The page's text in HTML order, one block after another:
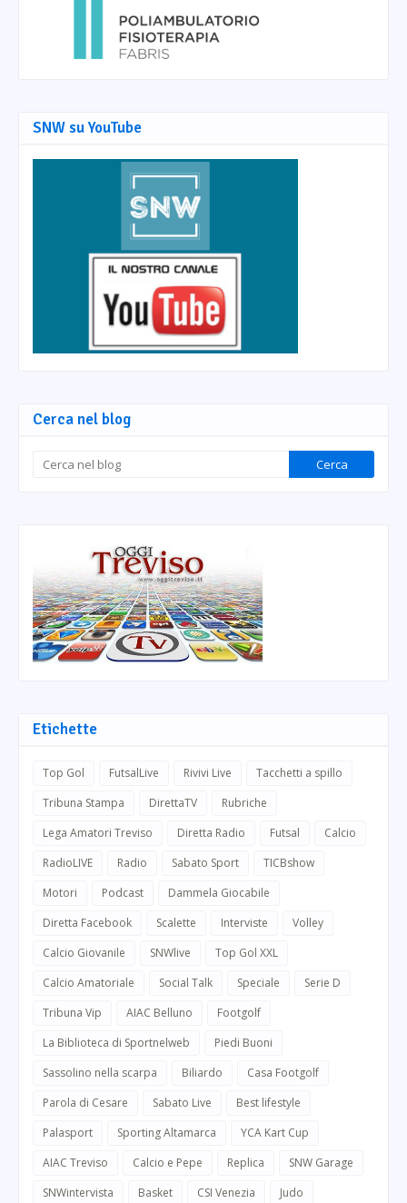
SNW su YouTube
Cerca nel blog
Etichette
Top Gol FutsalLive Rivivi Live
Tacchetti a spillo
Tribuna Stampa
DirettaTV
Rubriche
Lega Amatori Treviso
Diretta Radio Futsal
Calcio
RadioLIVE
Radio Sabato Sport
TICBshow
Motori
Podcast
Dammela Giocabile
Diretta Facebook
Scalette Interviste
Volley
Calcio Giovanile
SNWlive
Top Gol XXL
Calcio Amatoriale
Social Talk Speciale
Serie D
Tribuna Vip
AIAC Belluno
Footgolf
La Biblioteca di Sportnelweb
Piedi Buoni
Sassolino nella scarpa
Biliardo
Casa Footgolf
Parola di Cesare
Sabato Live
Best lifestyle
Palasport
Sporting Altamarca
YCA Kart Cup
AIAC Treviso
Calcio e Pepe Replica
SNW Garage
SNWintervista
Basket CSI Venezia
Judo